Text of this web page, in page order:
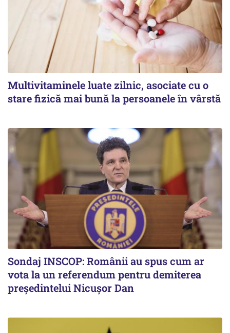
Multivitaminele luate zilnic, asociate cu o
stare fizică mai bună la persoanele în vârstă
Sondaj INSCOP: Românii au spus cum ar
vota la un referendum pentru demiterea
președintelui Nicușor Dan